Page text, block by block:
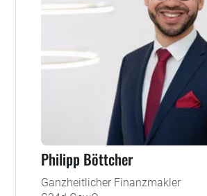
Philipp Böttcher
Ganzheitlicher Finanzmakler